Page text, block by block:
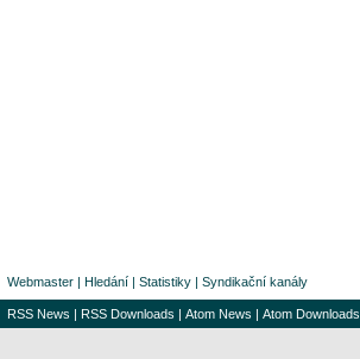
Webmaster | Hledání | Statistiky | Syndikační kanály
RSS News | RSS Downloads | Atom News | Atom Downloads